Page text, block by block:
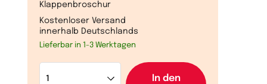
Klappenbroschur
Kostenloser Versand
innerhalb Deutschlands
Lieferbar in 1-3 Werktagen
In den